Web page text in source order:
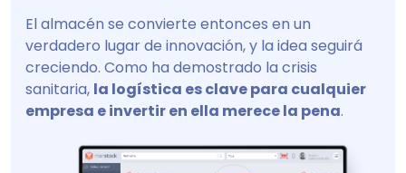
El almacén se convierte entonces en un
verdadero lugar de innovación, y la idea seguirá
creciendo. Como ha demostrado la crisis
sanitaria, la logística es clave para cualquier
empresa e invertir en ella merece la pena.